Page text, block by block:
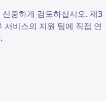
중하게 검토하십시오. 제3
서비스의 지원 팀에 직접 연